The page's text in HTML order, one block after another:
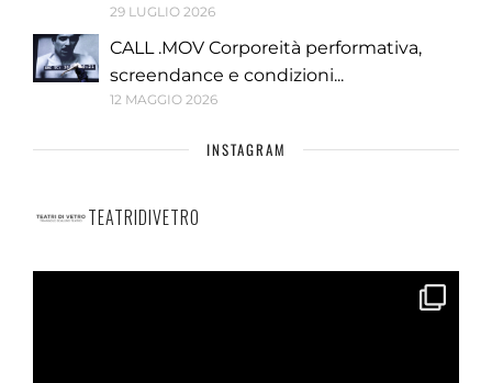
29 LUGLIO 2026
CALL .MOV Corporeità performativa,
screendance e condizioni...
12 MAGGIO 2026
INSTAGRAM
TEATRIDIVETRO